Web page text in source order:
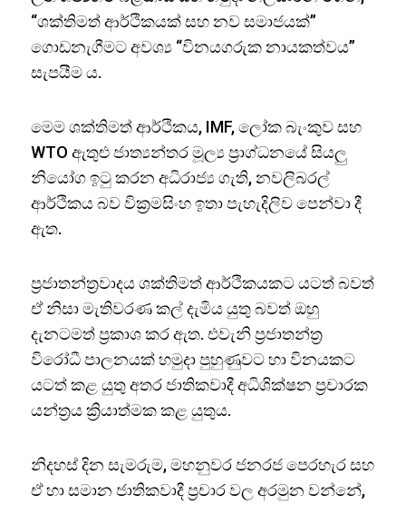
“ශක්තිමත් ආර්ථිකයක් සහ නව සමාජයක්”
ගොඩනැගීමට අවශ්‍ය “විනයගරුක නායකත්වය”
සැපයීම ය.
මෙම ශක්තිමත් ආර්ථිකය, IMF, ලෝක බැංකුව සහ
WTO ඇතුළු ජාත්‍යන්තර මූල්‍ය ප්‍රාග්ධනයේ සියලු
නියෝග ඉටු කරන අධිරාජ්‍ය ගැති, නවලිබරල්
ආර්ථිකය බව වික්‍රමසිංහ ඉතා පැහැදිලිව පෙන්වා දී
ඇත.
ප්‍රජාතන්ත්‍රවාදය ශක්තිමත් ආර්ථිකයකට යටත් බවත්
ඒ නිසා මැතිවරණ කල් දැමිය යුතු බවත් ඔහු
දැනටමත් ප්‍රකාශ කර ඇත. එවැනි ප්‍රජාතන්ත්‍ර
විරෝධී පාලනයක් හමුදා පුහුණුවට හා විනයකට
යටත් කළ යුතු අතර ජාතිකවාදී අධිශික්ෂන ප්‍රචාරක
යන්ත්‍රය ක්‍රියාත්මක කළ යුතුය.
නිදහස් දින සැමරුම, මහනුවර ජනරජ පෙරහැර සහ
ඒ හා සමාන ජාතිකවාදී ප්‍රචාර වල අරමුන වන්නේ,